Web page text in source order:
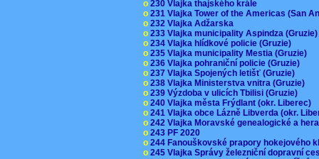
o 230 Vlajka thajského krále
o 231 Vlajka Tower of the Americas (San
o 232 Vlajka Adžarska
o 233 Vlajka municipality Aspindza
o 234 Vlajka hlídkové policie (Gruzie)
o 235 Vlajka municipality Mestia (Gruzie)
o 236 Vlajka pohraniční policie (Gruzie)
o 237 Vlajka Spojených letišť (Gruzie)
o 238 Vlajka Ministerstva vnitra (Gruzie)
o 239 Výzdoba v ulicích Tbilisi (Gruzie)
o 240 Vlajka města Frýdlant (okr. Liberec)
o 241 Vlajka obce Lázně Libverda (okr.
o 242 Vlajka Moravské genealogické a
o 243 PF 2020
o 244 Fanouškovské prapory hokejového
o 245 Vlajka Správy železniční dopravní